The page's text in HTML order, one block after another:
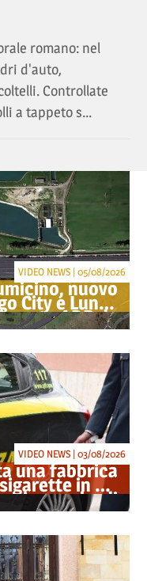
romano: nel
d'auto,
Controllate
a tappeto s...
nuovo
City e Lunga
ADR da
40 milioni
VIDEO NEWS | 05/08/2026
una fabbrica
in via
1.350 kg di
tabacco
VIDEO NEWS | 03/08/2026